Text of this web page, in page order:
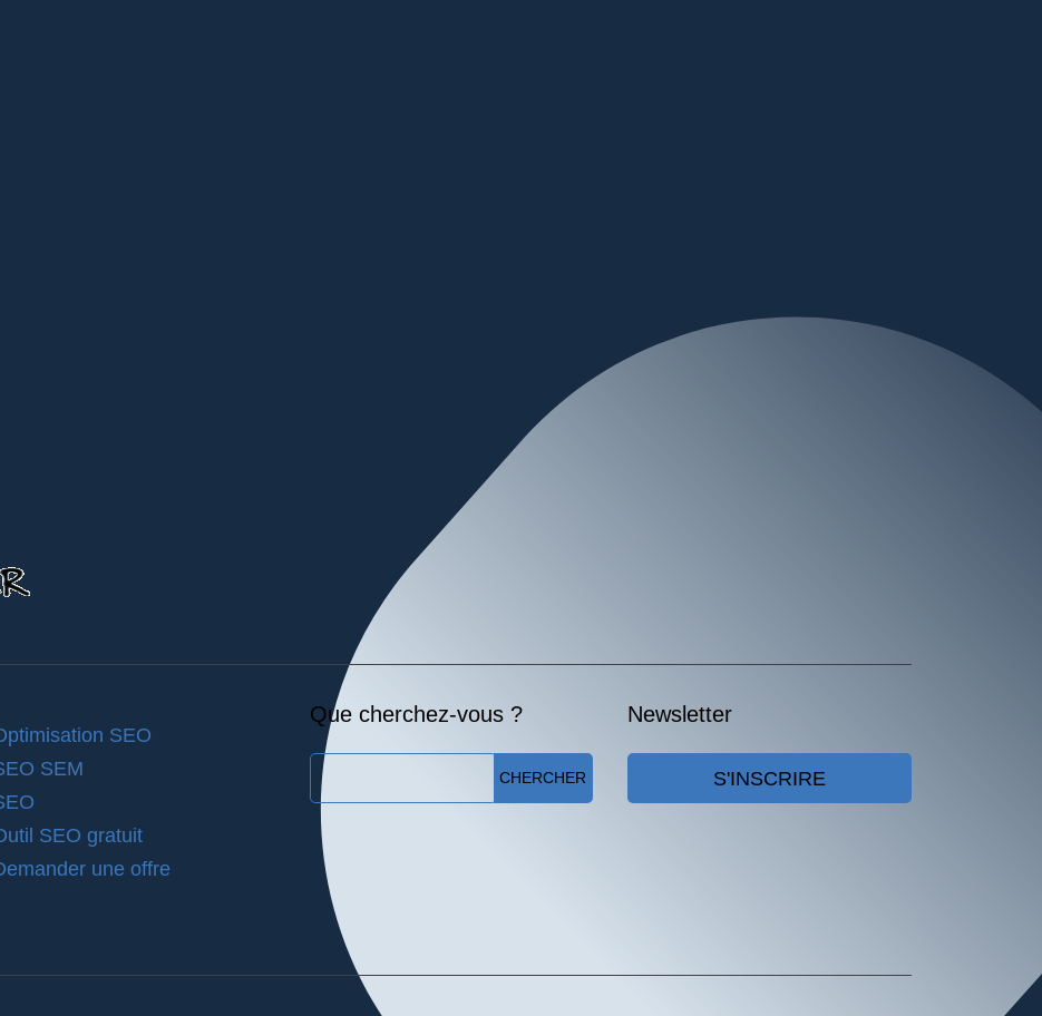
SEO
SEM
SEO gratuit
une offre
Que cherchez-vous ?
CHERCHER
Newsletter
S'INSCRIRE